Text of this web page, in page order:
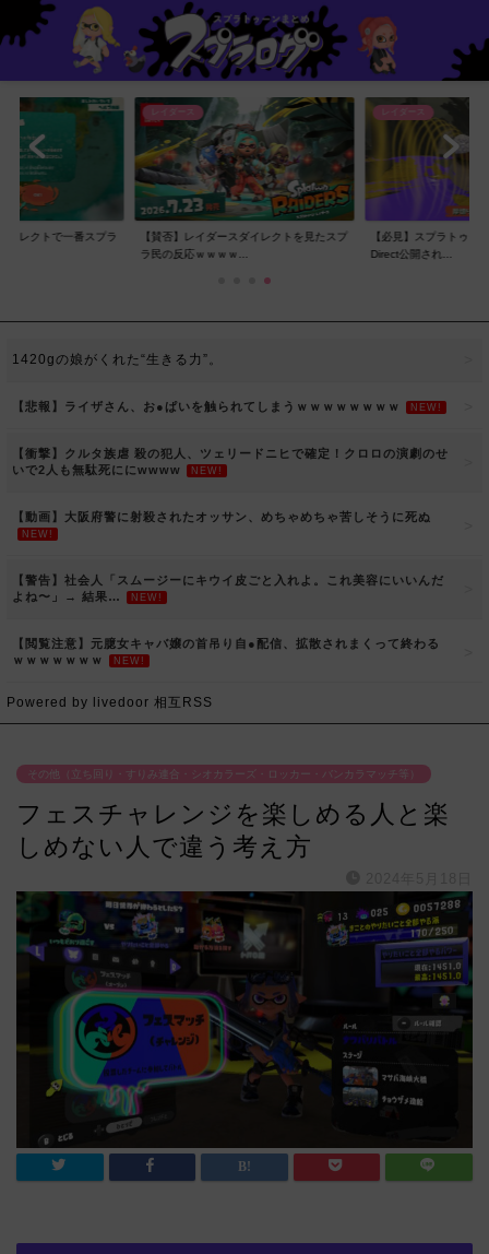
ダイレクトを見たスプ
レイダース
【必見】スプラトゥーン レイダース
Direct公開され...
【悲報】コウチャンネ
子に対し局部の写真...
1420gの娘がくれた“生きる力”。
【悲報】ライザさん、お●ぱいを触られてしまうｗｗｗｗｗｗｗｗ NEW!
【衝撃】クルタ族虐 殺の犯人、ツェリードニヒで確定！クロロの演劇のせ
いで2人も無駄死ににwwww
NEW!
【動画】大阪府警に射殺されたオッサン、めちゃめちゃ苦しそうに死ぬ
NEW!
【警告】社会人「スムージーにキウイ皮ごと入れよ。これ美容にいいんだ
よね〜」→ 結果…
NEW!
【閲覧注意】元臆女キャバ嬢の首吊り自●配信、拡散されまくって終わる
ｗｗｗｗｗｗｗ
NEW!
Powered by livedoor 相互RSS
その他（立ち回り・すりみ連合・シオカラーズ・ロッカー・バンカラマッチ等）
フェスチャレンジを楽しめる人と楽
しめない人で違う考え方